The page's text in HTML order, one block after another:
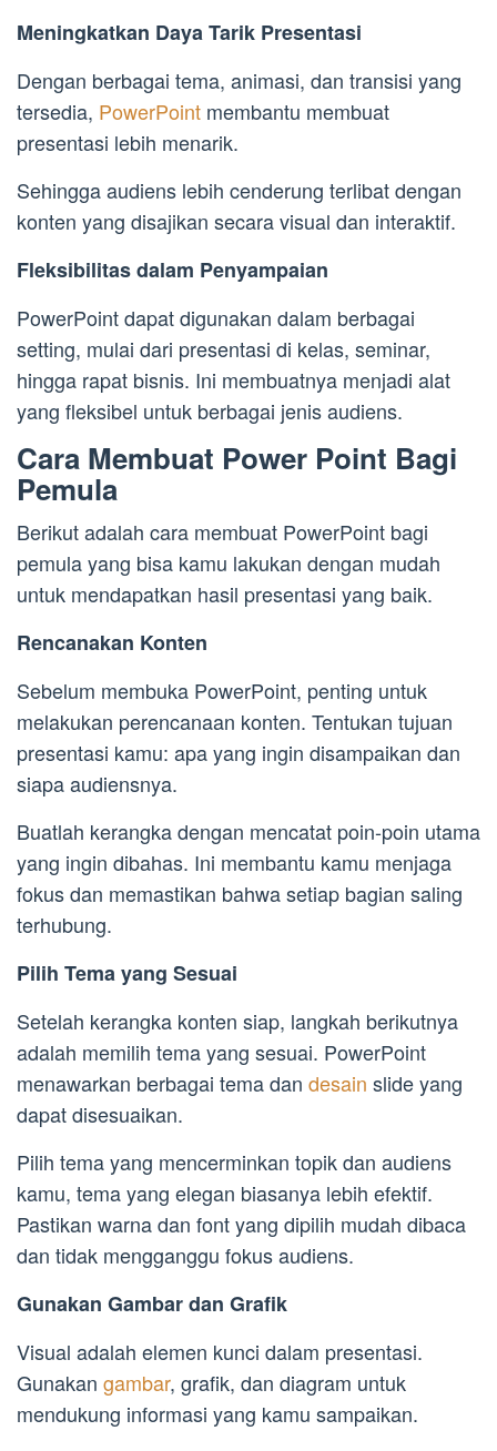
Meningkatkan Daya Tarik Presentasi
Dengan berbagai tema, animasi, dan transisi yang
tersedia, PowerPoint membantu membuat
presentasi lebih menarik.
Sehingga audiens lebih cenderung terlibat dengan
konten yang disajikan secara visual dan interaktif.
Fleksibilitas dalam Penyampaian
PowerPoint dapat digunakan dalam berbagai
setting, mulai dari presentasi di kelas, seminar,
hingga rapat bisnis. Ini membuatnya menjadi alat
yang fleksibel untuk berbagai jenis audiens.
Cara Membuat Power Point Bagi
Pemula
Berikut adalah cara membuat PowerPoint bagi
pemula yang bisa kamu lakukan dengan mudah
untuk mendapatkan hasil presentasi yang baik.
Rencanakan Konten
Sebelum membuka PowerPoint, penting untuk
melakukan perencanaan konten. Tentukan tujuan
presentasi kamu: apa yang ingin disampaikan dan
siapa audiensnya.
Buatlah kerangka dengan mencatat poin-poin utama
yang ingin dibahas. Ini membantu kamu menjaga
fokus dan memastikan bahwa setiap bagian saling
terhubung.
Pilih Tema yang Sesuai
Setelah kerangka konten siap, langkah berikutnya
adalah memilih tema yang sesuai. PowerPoint
menawarkan berbagai tema dan desain slide yang
dapat disesuaikan.
Pilih tema yang mencerminkan topik dan audiens
kamu, tema yang elegan biasanya lebih efektif.
Pastikan warna dan font yang dipilih mudah dibaca
dan tidak mengganggu fokus audiens.
Gunakan Gambar dan Grafik
Visual adalah elemen kunci dalam presentasi.
Gunakan gambar, grafik, dan diagram untuk
mendukung informasi yang kamu sampaikan.